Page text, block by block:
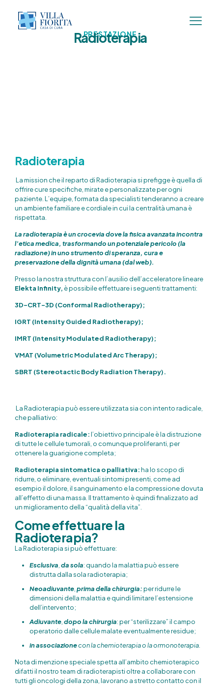
PRESTAZIONE
Radioterapia
Radioterapia
La mission che il reparto di Radioterapia si prefigge è quella di
offrire cure specifiche, mirate e personalizzate per ogni
paziente. L’equipe, formata da specialisti tenderanno a creare
un ambiente familiare e cordiale in cui la centralità umana è
rispettata.
La radioterapia è un crocevia dove la fisica avanzata incontra
l’etica medica, trasformando un potenziale pericolo (la
radiazione) in uno strumento di speranza, cura e
preservazione della dignità umana (dal web).
Presso la nostra struttura con l’ausilio dell’acceleratore lineare
Elekta Infinity, è possibile effettuare i seguenti trattamenti:
3D-CRT-3D (Conformal Radiotherapy);
IGRT (Intensity Guided Radiotherapy);
IMRT (Intensity Modulated Radiotherapy);
VMAT (Volumetric Modulated Arc Therapy);
SBRT (Stereotactic Body Radiation Therapy).
La Radioterapia può essere utilizzata sia con intento radicale,
che palliativo:
Radioterapia radicale:l’obiettivo principale è la distruzione
di tutte le cellule tumorali, o comunque proliferanti, per
ottenere la guarigione completa;
Radioterapia sintomatica o palliativa:ha lo scopo di
ridurre, o eliminare, eventuali sintomi presenti, come ad
esempio il dolore, il sanguinamento e la compressione dovuta
all’effetto di una massa. Il trattamento è quindi finalizzato ad
un miglioramento della “qualità della vita”.
Come effettuare la
Radioterapia?
La Radioterapia si può effettuare:
Esclusiva da sola: quando la malattia può essere
distrutta dalla sola radioterapia;
Neoadiuvante prima della chirurgia:per ridurre le
dimensioni della malattia e quindi limitare l’estensione
dell’intervento;
Adiuvante dopo la chirurgia: per “sterilizzare” il campo
operatorio dalle cellule malate eventualmente residue;
in associazionecon la chemioterapia o la ormonoterapia.
Nota di menzione speciale spetta all’ambito chemioterapico
difatti il nostro team di radioterapisti oltre a collaborare con
tutti gli oncologi della zona, lavorano a stretto contatto con il